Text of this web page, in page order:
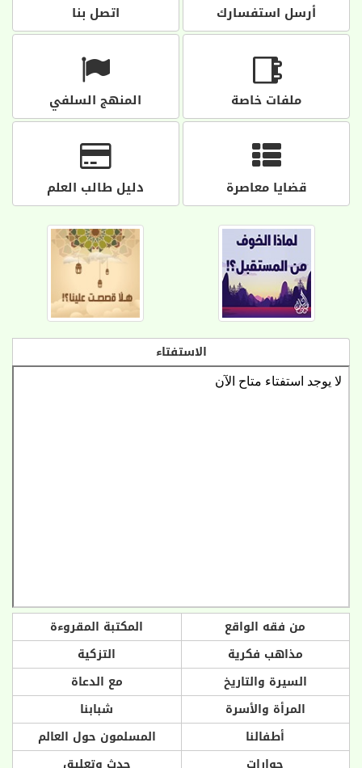
أرسل استفسارك اتصل بنا
ملفات خاصة المنهج السلفي
قضايا معاصرة دليل طالب العلم
الاستفتاء
من فقه الواقع
المكتبة المقروءة
مذاهب فكرية
التزكية
السيرة والتاريخ
مع الدعاة
المرأة والأسرة
شبابنا
أطفالنا
المسلمون حول العالم